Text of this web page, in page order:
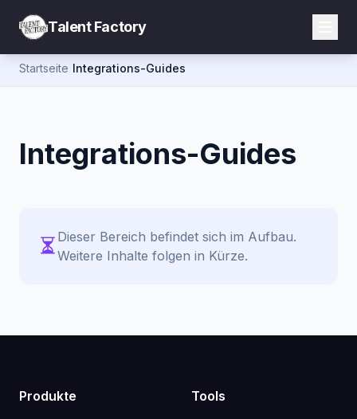
Talent Factory
Startseite Integrations-Guides
Integrations-Guides
Dieser Bereich befindet sich im Aufbau.
Weitere Inhalte folgen in Kürze.
Produkte Tools